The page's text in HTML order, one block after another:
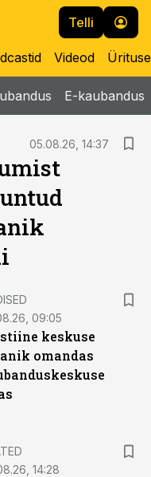
Telli
Videod
E-kaubandus
05.08.26, 14:37
09:05
keskuse
omandas
14:28